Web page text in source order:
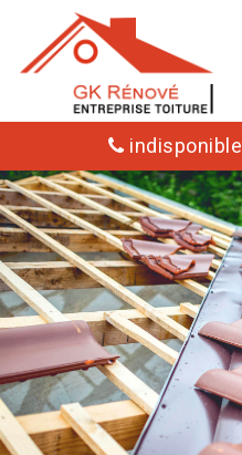
indisponible